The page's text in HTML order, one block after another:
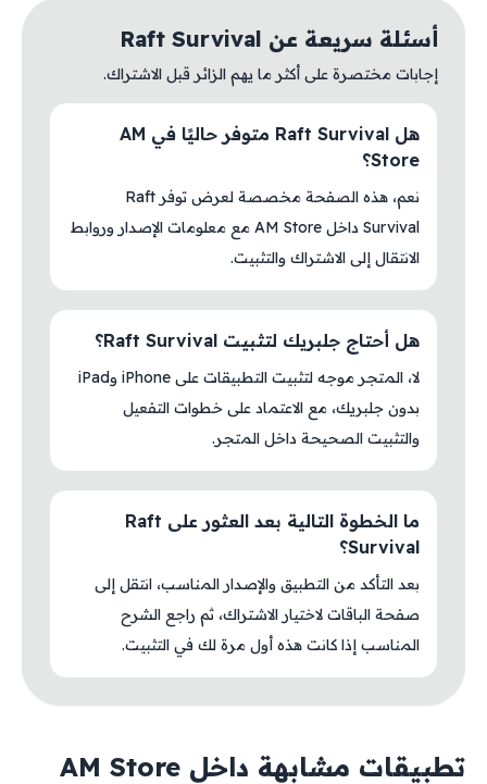
أسئلة سريعة عن Raft Survival
إجابات مختصرة على أكثر ما يهم الزائر قبل الاشتراك.
هل Raft Survival متوفر حاليًا في AM
Store؟
نعم، هذه الصفحة مخصصة لعرض توفر Raft
Survival داخل AM Store مع معلومات الإصدار وروابط
الانتقال إلى الاشتراك والتثبيت.
هل أحتاج جلبريك لتثبيت Raft Survival؟
لا، المتجر موجه لتثبيت التطبيقات على iPhone وiPad
بدون جلبريك، مع الاعتماد على خطوات التفعيل
والتثبيت الصحيحة داخل المتجر.
ما الخطوة التالية بعد العثور على Raft
Survival؟
بعد التأكد من التطبيق والإصدار المناسب، انتقل إلى
صفحة الباقات لاختيار الاشتراك، ثم راجع الشرح
المناسب إذا كانت هذه أول مرة لك في التثبيت.
تطبيقات مشابهة داخل AM Store